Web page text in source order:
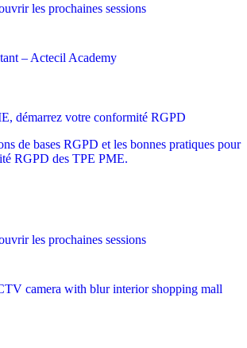
les prochaines sessions
démarrez votre conformité RGPD
de bases RGPD et les bonnes pratiques pour
RGPD des TPE PME.
les prochaines sessions